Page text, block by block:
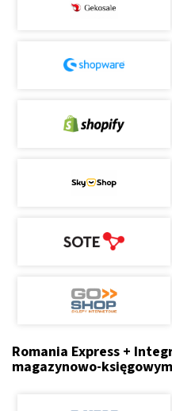
Romania Express +
magazynowo-